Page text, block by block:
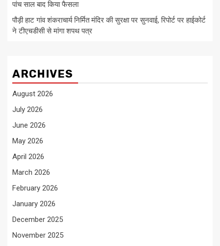
पांच साल बाद किया फैसला
पौड़ी हाट गांव शंकराचार्य निर्मित मंदिर की सुरक्षा पर सुनवाई, रिपोर्ट पर हाईकोर्ट
ने टीएचडीसी से मांगा शपथ पत्र
ARCHIVES
August 2026
July 2026
June 2026
May 2026
April 2026
March 2026
February 2026
January 2026
December 2025
November 2025